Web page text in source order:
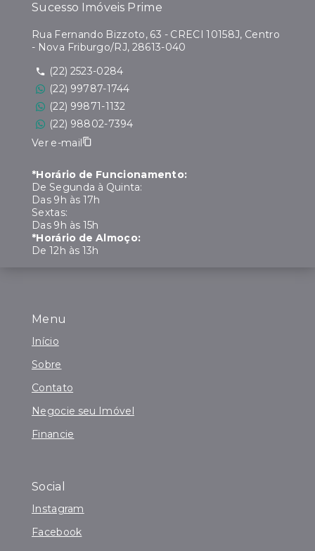
Menu
Início
Sobre
Contato
Negocie seu Imóvel
Financie
Social
Instagram
Facebook
Sucesso Imóveis Prime
Rua Fernando Bizzoto, 63 - CRECI 10158J, Centro
- Nova Friburgo/RJ, 28613-040
(22) 2523-0284
(22) 99787-1744
(22) 99871-1132
(22) 98802-7394
Ver e-mail
*Horário de Funcionamento:
De Segunda à Quinta:
Das 9h às 17h
Sextas:
Das 9h às 15h
*Horário de Almoço:
De 12h às 13h